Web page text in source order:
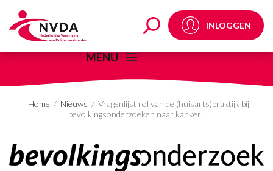
Vragenlijst rol van de
INLOGGEN
MENU
Home / Nieuws / Vragenlijst rol van de (huisarts)praktijk bij
bevolkingsonderzoeken naar kanker